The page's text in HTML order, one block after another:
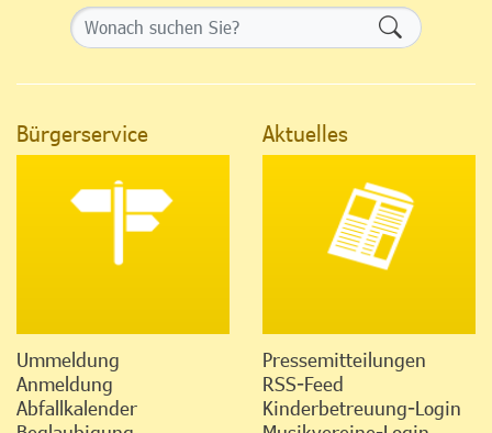
Bürgerservice
Ummeldung
Anmeldung
Abfallkalender
Aktuelles
Pressemitteilungen
RSS-Feed
Kinderbetreuung-Login